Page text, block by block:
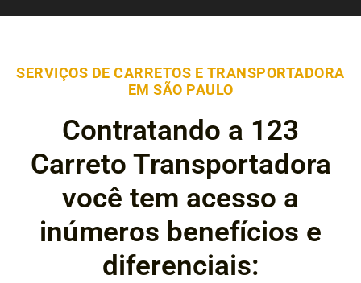
SERVIÇOS DE CARRETOS E TRANSPORTADORA
EM SÃO PAULO
Contratando a 123
Carreto Transportadora
você tem acesso a
inúmeros benefícios e
diferenciais: